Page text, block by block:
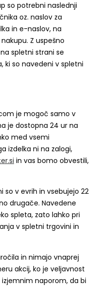
so potrebni naslednji
oz. naslov za
in e-naslov, na
Z uspešno
spletni strani se
ki so navedeni v spletni
je mogoč samo v
je dostopna 24 ur na
med vsemi
izdelka ni na zalogi,
in vas bomo obvestili,
so v evrih in vsebujejo 22
drugače. Navedene
spleta, zato lahko pri
v spletni trgovini in
in nimajo vnaprej
akcij, ko je veljavnost
naporom, da bi